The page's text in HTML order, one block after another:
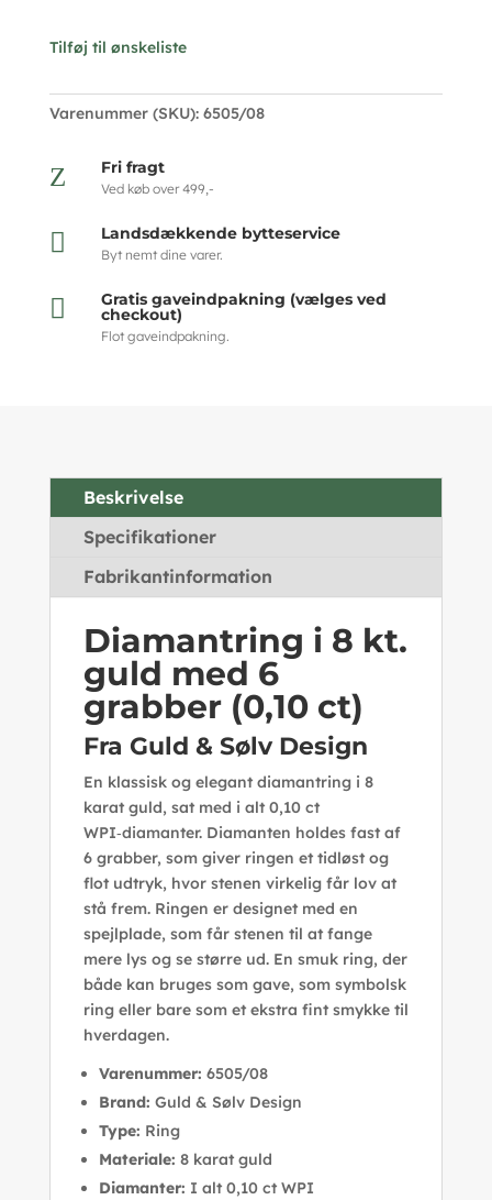
Tilføj til ønskeliste
Varenummer (SKU): 6505/08
Z Fri fragt
Ved køb over 499,-
 Landsdækkende bytteservice
Byt nemt dine varer.
 Gratis gaveindpakning (vælges ved
checkout)
Flot gaveindpakning.
Beskrivelse
Specifikationer
Fabrikantinformation
Diamantring i 8 kt.
guld med 6
grabber (0,10 ct)
Fra Guld & Sølv Design
En klassisk og elegant diamantring i 8
karat guld, sat med i alt 0,10 ct
WPI‑diamanter. Diamanten holdes fast af
6 grabber, som giver ringen et tidløst og
flot udtryk, hvor stenen virkelig får lov at
stå frem. Ringen er designet med en
spejlplade, som får stenen til at fange
mere lys og se større ud. En smuk ring, der
både kan bruges som gave, som symbolsk
ring eller bare som et ekstra fint smykke til
hverdagen.
Varenummer: 6505/08
Brand: Guld & Sølv Design
Type: Ring
Materiale: 8 karat guld
Diamanter: I alt 0,10 ct WPI